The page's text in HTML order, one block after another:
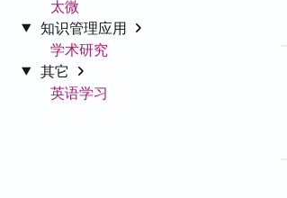
太微
知识管理应用
学术研究
其它
英语学习